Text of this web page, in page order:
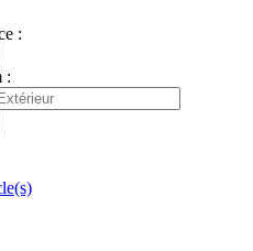
:
: